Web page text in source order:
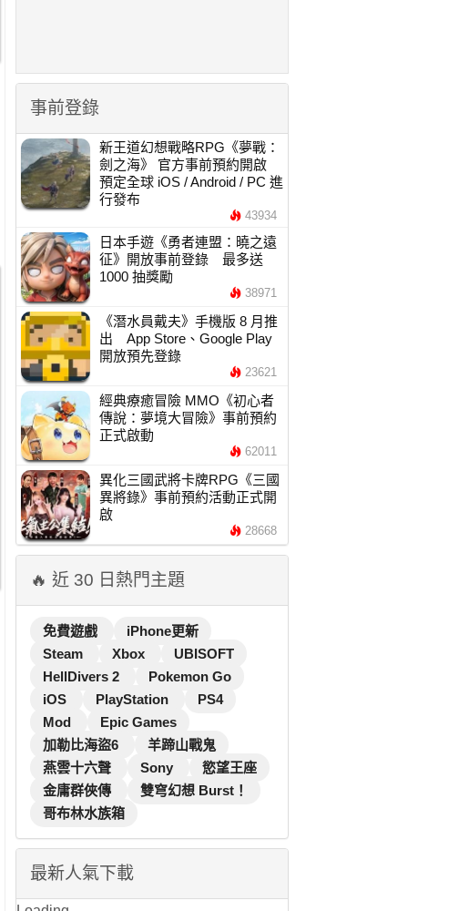
事前登錄
新王道幻想戰略RPG《夢戰：
劍之海》 官方事前預約開啟
預定全球 iOS / Android / PC 進
行發布
43934
日本手遊《勇者連盟：曉之遠
征》開放事前登錄 最多送
1000 抽獎勵
38971
《潛水員戴夫》手機版 8 月推
出 App Store、Google Play
開放預先登錄
23621
經典療癒冒險 MMO《初心者
傳說：夢境大冒險》事前預約
正式啟動
62011
異化三國武將卡牌RPG《三國
異將錄》事前預約活動正式開
啟
28668
🔥 近 30 日熱門主題
免費遊戲
iPhone更新
Steam
Xbox
UBISOFT
HellDivers 2
Pokemon Go
iOS
PlayStation
PS4
Mod
Epic Games
加勒比海盜6
羊蹄山戰鬼
燕雲十六聲
Sony
慾望王座
金庸群俠傳
雙穹幻想 Burst！
哥布林水族箱
最新人氣下載